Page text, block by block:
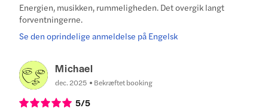
Energien, musikken, rummeligheden. Det overgik langt
forventningerne.
Se den oprindelige anmeldelse på Engelsk
Michael
dec. 2025 Bekræftet booking
5/5